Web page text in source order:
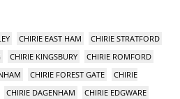
CHIRIE EAST HAM
CHIRIE STRATFORD
CHIRIE KINGSBURY
CHIRIE ROMFORD
CHIRIE FOREST GATE
CHIRIE
CHIRIE DAGENHAM
CHIRIE EDGWARE